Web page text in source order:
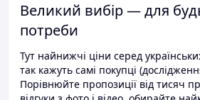
Великий вибір — для
потреби
Тут найнижчі ціни серед
так кажуть самі покупці
Порівнюйте пропозиції від тисяч